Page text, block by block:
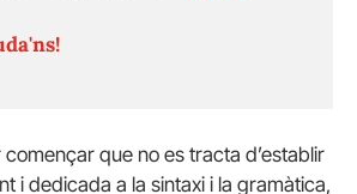
que no es tracta d’establir
i dedicada a la sintaxi i la gramàtica,